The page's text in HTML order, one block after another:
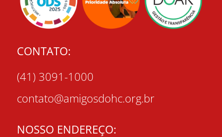
CONTATO:
(41) 3091-1000
contato@amigosdohc.org.br
NOSSO ENDEREÇO: